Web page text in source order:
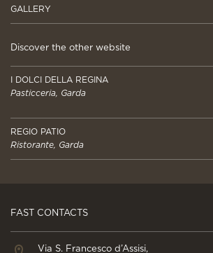
GALLERY
Discover the other website
I DOLCI DELLA REGINA
Pasticceria, Garda
REGIO PATIO
Ristorante, Garda
FAST CONTACTS
Via S. Francesco d’Assisi,